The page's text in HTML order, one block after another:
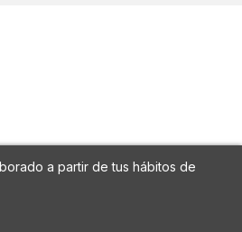
a partir de tus hábitos de